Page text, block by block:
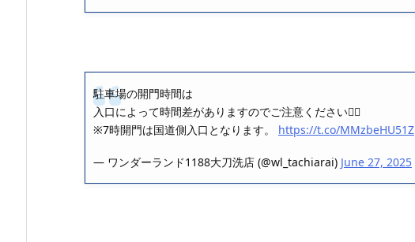
駐車場の開門時間は
入口によって時間差がありますのでご注意ください🙇‍♂️
※7時開門は国道側入口となります。 https://t.co/MMzbeHU51Z
— ワンダーランド1188大刀洗店 (@wl_tachiarai) June 27, 2025